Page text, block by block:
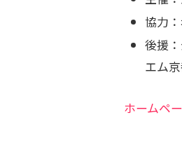
協力：
後援：
エム
ホームペ